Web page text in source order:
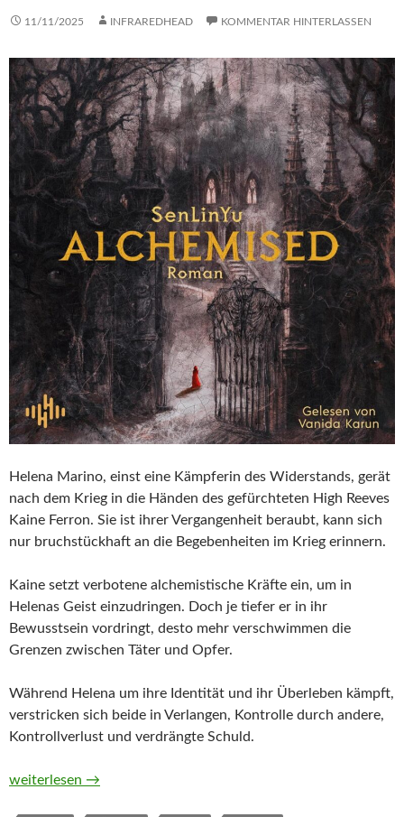
11/11/2025 INFRAREDHEAD KOMMENTAR HINTERLASSEN
Helena Marino, einst eine Kämpferin des Widerstands, gerät
nach dem Krieg in die Händen des gefürchteten High Reeves
Kaine Ferron. Sie ist ihrer Vergangenheit beraubt, kann sich
nur bruchstückhaft an die Begebenheiten im Krieg erinnern.
Kaine setzt verbotene alchemistische Kräfte ein, um in
Helenas Geist einzudringen. Doch je tiefer er in ihr
Bewusstsein vordringt, desto mehr verschwimmen die
Grenzen zwischen Täter und Opfer.
Während Helena um ihre Identität und ihr Überleben kämpft,
verstricken sich beide in Verlangen, Kontrolle durch andere,
Kontrollverlust und verdrängte Schuld.
Alchemised von SenLinYu (Hörbuch)
weiterlesen →